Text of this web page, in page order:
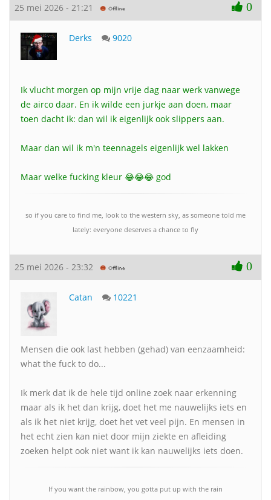
25 mei 2026 - 21:21 0
Derks 9020
Ik vlucht morgen op mijn vrije dag naar werk vanwege
de airco daar. En ik wilde een jurkje aan doen, maar
toen dacht ik: dan wil ik eigenlijk ook slippers aan.
Maar dan wil ik m'n teennagels eigenlijk wel lakken
Maar welke fucking kleur 😂😂😂 god
so if you care to find me, look to the western sky, as someone told me
lately: everyone deserves a chance to fly
25 mei 2026 - 23:32 0
Catan 10221
Mensen die ook last hebben (gehad) van eenzaamheid:
what the fuck to do...
Ik merk dat ik de hele tijd online zoek naar erkenning
maar als ik het dan krijg, doet het me nauwelijks iets en
als ik het niet krijg, doet het vet veel pijn. En mensen in
het echt zien kan niet door mijn ziekte en afleiding
zoeken helpt ook niet want ik kan nauwelijks iets doen.
If you want the rainbow, you gotta put up with the rain